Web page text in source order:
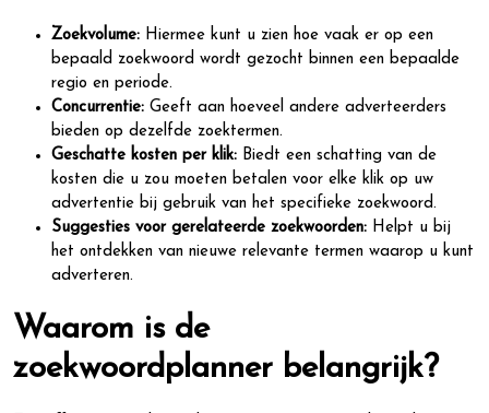
Zoekvolume: Hiermee kunt u zien hoe vaak er op een
bepaald zoekwoord wordt gezocht binnen een bepaalde
regio en periode.
Concurrentie: Geeft aan hoeveel andere adverteerders
bieden op dezelfde zoektermen.
Geschatte kosten per klik: Biedt een schatting van de
kosten die u zou moeten betalen voor elke klik op uw
advertentie bij gebruik van het specifieke zoekwoord.
Suggesties voor gerelateerde zoekwoorden: Helpt u bij
het ontdekken van nieuwe relevante termen waarop u kunt
adverteren.
Waarom is de
zoekwoordplanner belangrijk?